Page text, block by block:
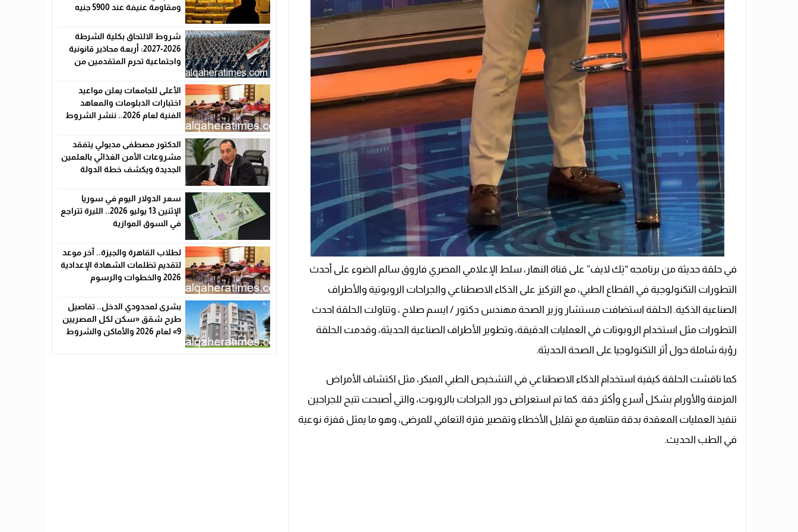
في حلقة حديثة من برنامجه “تِك لايف” على قناة النهار، سلط الإعلامي المصري فاروق سالم الضوء على أحدث
التطورات التكنولوجية في القطاع الطبي، مع التركيز على الذكاء الاصطناعي والجراحات الروبوتية والأطراف
الصناعية الذكية. الحلقة استضافت مستشار وزير الصحة مهندس دكتور / ايسم صلاح ، وتناولت الحلقة احدث
التطورات مثل استخدام الروبوتات في العمليات الدقيقة، وتطوير الأطراف الصناعية الحديثة، وقدمت الحلقة
رؤية شاملة حول أثر التكنولوجيا على الصحة الحديثة.
كما ناقشت الحلقة كيفية استخدام الذكاء الاصطناعي في التشخيص الطبي المبكر، مثل اكتشاف الأمراض
المزمنة والأورام بشكل أسرع وأكثر دقة. كما تم استعراض دور الجراحات بالروبوت، والتي أصبحت تتيح للجراحين
تنفيذ العمليات المعقدة بدقة متناهية مع تقليل الأخطاء وتقصير فترة التعافي للمرضى، وهو ما يمثل قفزة نوعية
في الطب الحديث.
ومقاومة عنيفة عند 5900 جنيه
شروط الالتحاق بكلية الشرطة
2026-2027: أربعة محاذير قانونية
واجتماعية تحرم المتقدمين من
الأعلى للجامعات يعلن مواعيد
اختبارات الدبلومات والمعاهد
الفنية لعام 2026.. ننشر الشروط
الدكتور مصطفى مدبولي يتفقد
مشروعات الأمن الغذائي بالعلمين
الجديدة ويكشف خطة الدولة
سعر الدولار اليوم في سوريا
الإثنين 13 يوليو 2026.. الليرة تتراجع
في السوق الموازية
لطلاب القاهرة والجيزة.. آخر موعد
لتقديم تظلمات الشهادة الإعدادية
2026 والخطوات والرسوم
بشرى لمحدودي الدخل.. تفاصيل
طرح شقق «سكن لكل المصريين
9» لعام 2026 والأماكن والشروط